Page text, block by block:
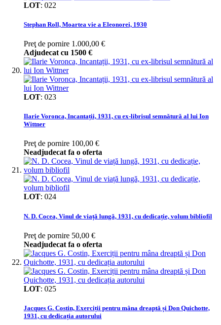
LOT: 022
Stephan Roll, Moartea vie a Eleonorei, 1930
Preţ de pornire 1.000,00 €
Adjudecat cu 1500 €
LOT: 023
Ilarie Voronca, Incantații, 1931, cu ex-librisul semnătură al lui Ion
Wittner
Preţ de pornire 100,00 €
Neadjudecat fa o oferta
LOT: 024
N. D. Cocea, Vinul de viață lungă, 1931, cu dedicație, volum bibliofil
Preţ de pornire 50,00 €
Neadjudecat fa o oferta
LOT: 025
Jacques G. Costin, Exerciții pentru mâna dreaptă și Don Quichotte,
1931, cu dedicația autorului